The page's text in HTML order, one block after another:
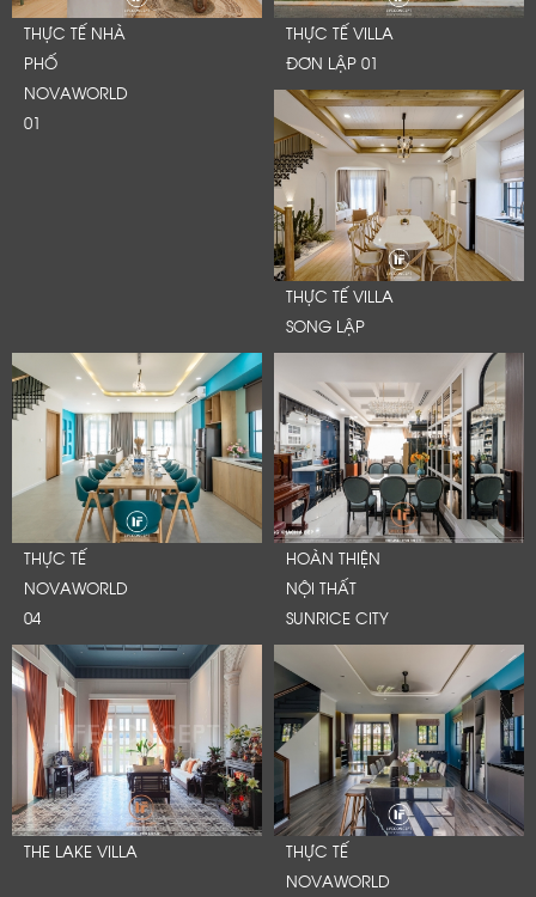
THỰC TẾ NHÀ
PHỐ
NOVAWORLD
01
THỰC TẾ VILLA
ĐƠN LẬP 01
THỰC TẾ VILLA
SONG LẬP
THỰC TẾ
NOVAWORLD
04
HOÀN THIỆN
NỘI THẤT
SUNRICE CITY
THE LAKE VILLA
THỰC TẾ
NOVAWORLD
LỜI CẢM ƠN
LIFECONCEPT
Cảm ơn quý khách đã để lại thông tin.
Chúng tôi sẽ liên hệ lại trong thời gian